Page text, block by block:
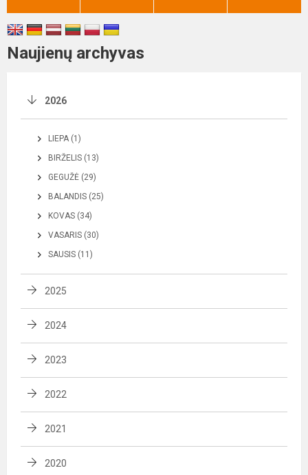
Naujienų archyvas
2026
LIEPA (1)
BIRŽELIS (13)
GEGUŽĖ (29)
BALANDIS (25)
KOVAS (34)
VASARIS (30)
SAUSIS (11)
2025
2024
2023
2022
2021
2020